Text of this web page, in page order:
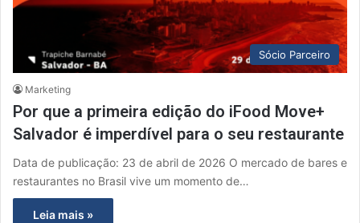
Sócio Parceiro
Marketing
Por que a primeira edição do iFood Move+
Salvador é imperdível para o seu restaurante
Data de publicação: 23 de abril de 2026 O mercado de bares e
restaurantes no Brasil vive um momento de…
Leia mais »